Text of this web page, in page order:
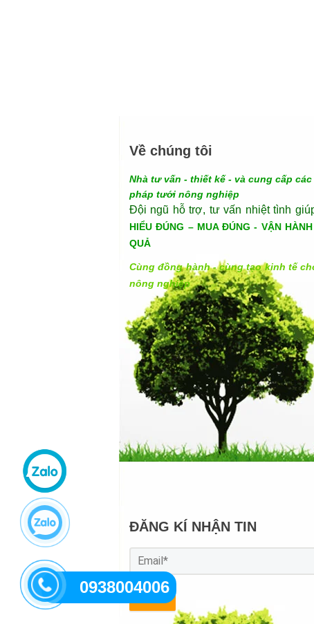
Về chúng tôi
Nhà tư vấn - thiết kế - và cung cấp
pháp tưới nông nghiệp
Đội ngũ hỗ trợ, tư vấn nhiệt tình
HIỂU ĐÚNG – MUA ĐÚNG - VẬN
QUẢ
Cùng đồng hành - cùng tạo kinh tế
nông nghiệp
ĐĂNG KÍ NHẬN TIN
0938004006